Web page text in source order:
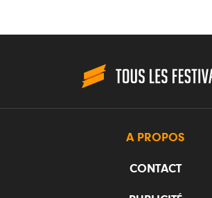
A PROPOS
CONTACT